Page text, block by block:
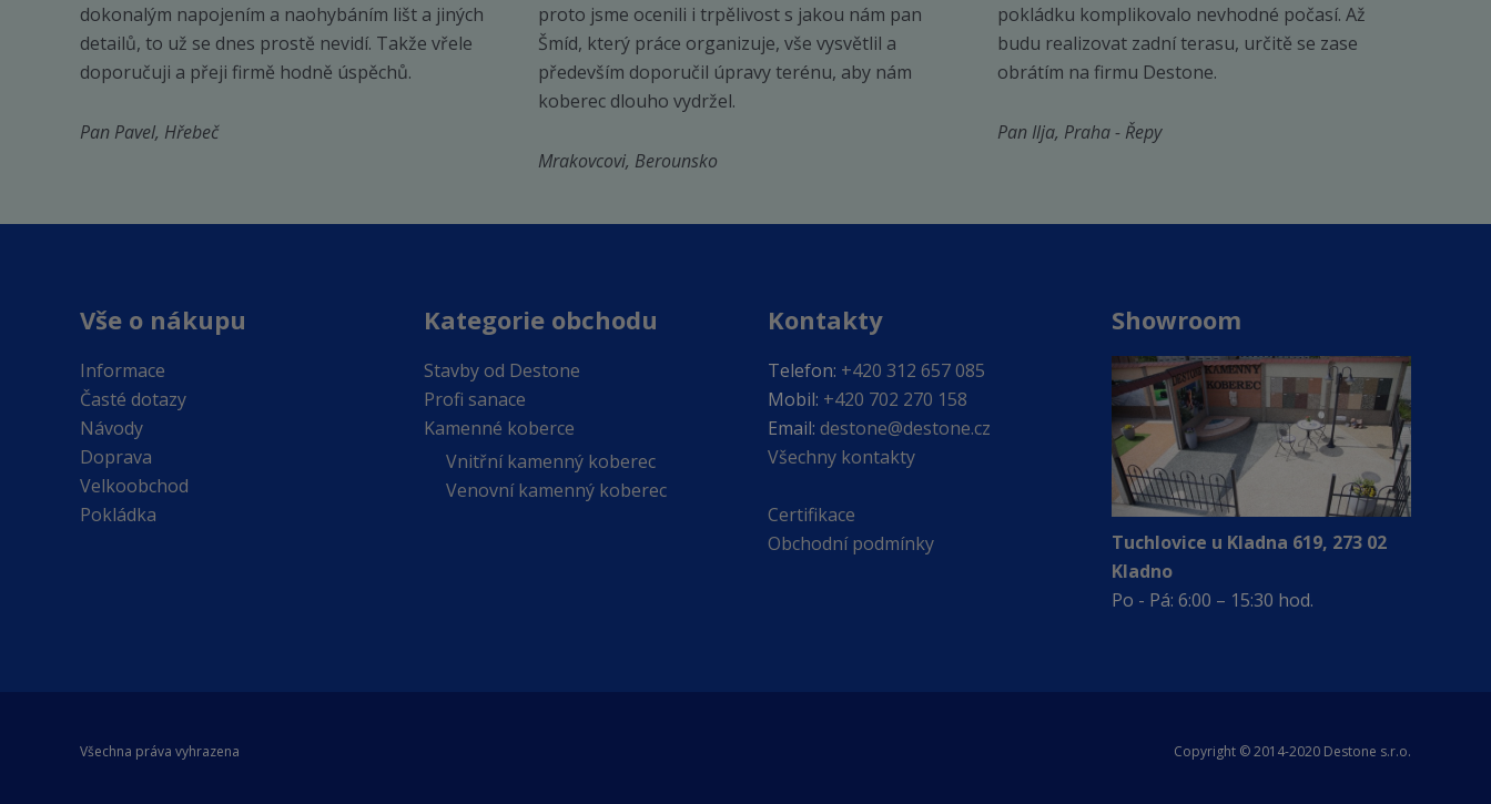
dokonalým napojením a naohybáním lišt a jiných
detailů, to už se dnes prostě nevidí. Takže vřele
doporučuji a přeji firmě hodně úspěchů.
Pan Pavel, Hřebeč
proto jsme ocenili i trpělivost s jakou nám pan
Šmíd, který práce organizuje, vše vysvětlil a
především doporučil úpravy terénu, aby nám
koberec dlouho vydržel.
Mrakovcovi, Berounsko
pokládku komplikovalo nevhodné počasí. Až
budu realizovat zadní terasu, určitě se zase
obrátím na firmu Destone.
Pan Ilja, Praha - Řepy
Vše o nákupu
Informace
Časté dotazy
Návody
Doprava
Velkoobchod
Pokládka
Kategorie obchodu
Stavby od Destone
Profi sanace
Kamenné koberce
Vnitřní kamenný koberec
Venovní kamenný koberec
Kontakty
Telefon: +420 312 657 085
Mobil: +420 702 270 158
Email: destone@destone.cz
Všechny kontakty
Certifikace
Obchodní podmínky
Showroom
Tuchlovice u Kladna 619, 273 02
Kladno
Po - Pá: 6:00 – 15:30 hod.
Všechna práva vyhrazena Copyright © 2014-2020 Destone s.r.o.